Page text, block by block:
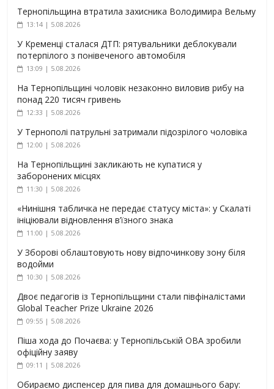
Тернопільщина втратила захисника Володимира Вельму
13:14 | 5.08.2026
У Кременці сталася ДТП: рятувальники деблокували
потерпілого з понівеченого автомобіля
13:09 | 5.08.2026
На Тернопільщині чоловік незаконно виловив рибу на
понад 220 тисяч гривень
12:33 | 5.08.2026
У Тернополі патрульні затримали підозрілого чоловіка
12:00 | 5.08.2026
На Тернопільщині закликають не купатися у
заборонених місцях
11:30 | 5.08.2026
«Нинішня табличка не передає статусу міста»: у Скалаті
ініціювали відновлення в’їзного знака
11:00 | 5.08.2026
У Зборові облаштовують нову відпочинкову зону біля
водойми
10:30 | 5.08.2026
Двоє педагогів із Тернопільщини стали півфіналістами
Global Teacher Prize Ukraine 2026
09:55 | 5.08.2026
Піша хода до Почаєва: у Тернопільській ОВА зробили
офіційну заяву
09:11 | 5.08.2026
Обираємо диспенсер для пива для домашнього бару: